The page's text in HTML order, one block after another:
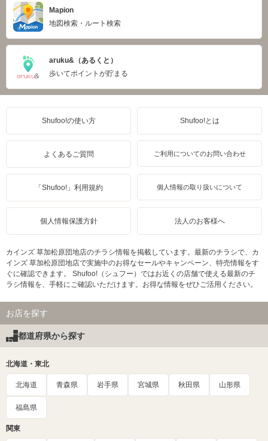
Mapion
地図検索・ルート検索
aruku&（あるくと）
歩いてポイントが貯まる
Shufoo!の使い方 Shufoo!とは
よくあるご質問 ご利用についてのお問い合わせ
「Shufoo!」利用規約 個人情報の取り扱いについて
個人情報保護方針 法人のお客様へ
カインズ 草加松原団地店のチラシ情報を掲載しています。最新のチラシで、カ
インズ 草加松原団地店で実施中のお得なセールやキャンペーン、特売情報をす
ぐに確認できます。 Shufoo!（シュフー）ではお近くの店舗で使える最新のチ
ラシ情報を、手軽にご確認いただけます。お得な情報をぜひご活用ください。
お店を探す
都道府県から探す
北海道・東北
北海道 青森県 岩手県 宮城県 秋田県 山形県
福島県
関東